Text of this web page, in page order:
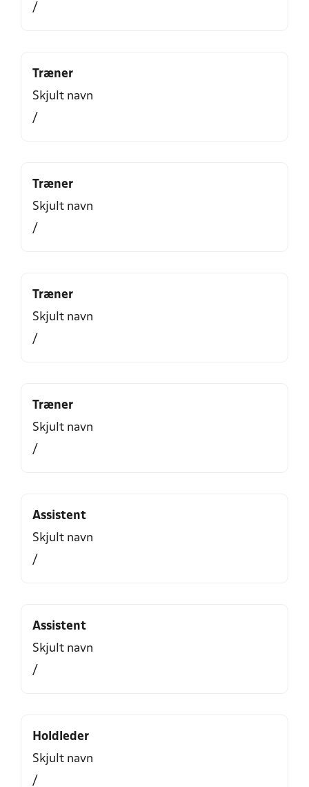
/
Træner
Skjult navn
/
Træner
Skjult navn
/
Træner
Skjult navn
/
Træner
Skjult navn
/
Assistent
Skjult navn
/
Assistent
Skjult navn
/
Holdleder
Skjult navn
/